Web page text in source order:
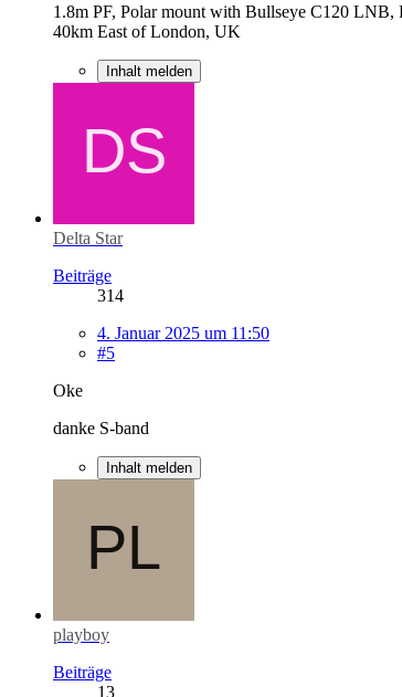
1.8m PF, Polar mount with Bullseye C120 LNB,
40km East of London, UK
Inhalt melden
Delta Star
Beiträge
314
4. Januar 2025 um 11:50
#5
Oke
danke S-band
Inhalt melden
playboy
Beiträge
13